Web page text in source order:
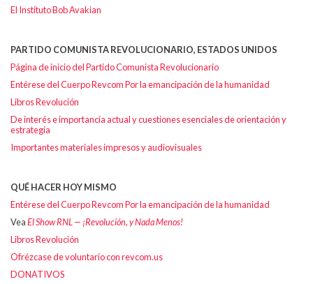
El Instituto Bob Avakian
PARTIDO COMUNISTA REVOLUCIONARIO, ESTADOS UNIDOS
Página de inicio del Partido Comunista Revolucionario
Entérese del Cuerpo Revcom Por la emancipación de la humanidad
Libros Revolución
De interés e importancia actual y cuestiones esenciales de orientación y
estrategia
Importantes materiales impresos y audiovisuales
QUÉ HACER HOY MISMO
Entérese del Cuerpo Revcom Por la emancipación de la humanidad
VeaEl Show RNL — ¡Revolución, y Nada Menos!
Libros Revolución
Ofrézcase de voluntario con revcom.us
DONATIVOS